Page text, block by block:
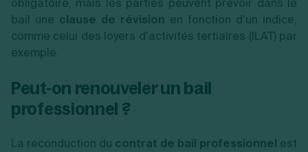
obligatoire, mais les parties peuvent prévoir dans le
bail une clause de révision en fonction d’un indice,
comme celui des loyers d’activités tertiaires (ILAT) par
exemple.
Peut-on renouveler un bail
professionnel ?
La reconduction du contrat de bail professionnel est